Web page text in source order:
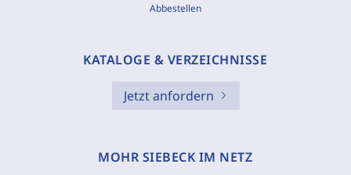
Abbestellen
KATALOGE & VERZEICHNISSE
Jetzt anfordern
MOHR SIEBECK IM NETZ